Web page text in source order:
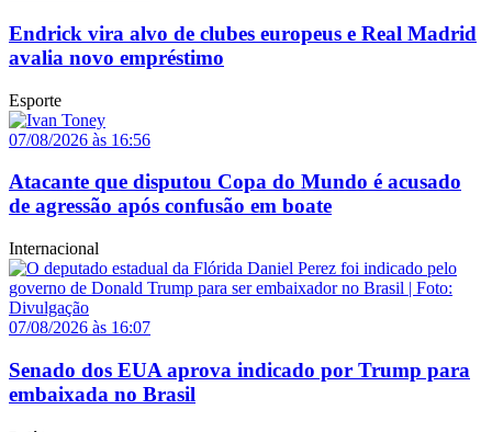
Endrick vira alvo de clubes europeus e Real Madrid
avalia novo empréstimo
Esporte
07/08/2026 às 16:56
Atacante que disputou Copa do Mundo é acusado
de agressão após confusão em boate
Internacional
07/08/2026 às 16:07
Senado dos EUA aprova indicado por Trump para
embaixada no Brasil